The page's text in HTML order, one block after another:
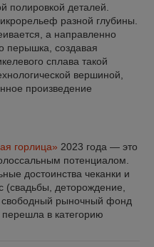
полировкой деталей.
разной глубины.
а направленно
перышка, создавая
сплава такой
вершиной,
произведение
горлица» 2023 года — это
потенциалом.
достоинства чеканки и
(свадьбы, деторождение,
свободный рыночный фонд
в категорию